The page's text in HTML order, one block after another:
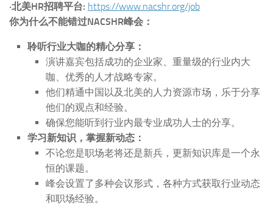
·北美HR招聘平台: https://www.nacshr.org/job
你为什么不能错过NACSHR峰会：
聆听行业大咖的精心分享：
演讲嘉宾包括成功的企业家、重量级的行业内大
咖、优秀的人才战略专家。
他们精通中国以及北美的人力资源市场，乐于分享
他们的观点和经验。
确保您能听到行业内最专业成功人士的分享。
学习新知识，掌握新动态：
不论您是职场老将还是新兵，更新知识库是一个永
恒的课题。
峰会设置了多种会议形式，各种方式获取行业动态
和职场经验。